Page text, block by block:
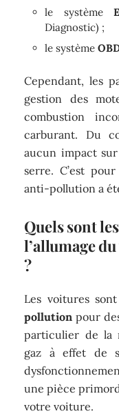
le système
Diagnostic) ;
le système
Cependant, les
gestion des
combustion
carburant. Du
aucun impact
serre. C’est
anti-pollution a
Quels sont
l’allumage
?
Les voitures
pollutionpour
particulier de la
gaz à effet de
une pièce
votre voiture.